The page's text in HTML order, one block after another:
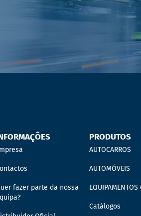
fazer parte da nossa
PRODUTOS
AUTOCARROS
AUTOMÓVEIS
EQUIPAMENTOS
Catálogos